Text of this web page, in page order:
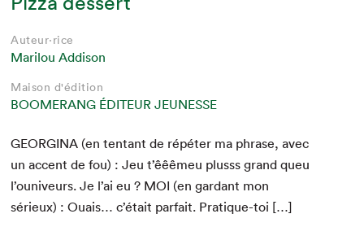
Auteur·rice
Marilou Addison
Maison d'édition
BOOMERANG ÉDITEUR JEUNESSE
GEORGINA (en ten­tant de répéter ma phrase, avec
un accent de fou) : Jeu t’êêêmeu plusss grand queu
l’ouni­veurs. Je l’ai eu ? MOI (en gar­dant mon
sérieux) : Ouais… c’é­tait par­fait. Pratique-toi […]